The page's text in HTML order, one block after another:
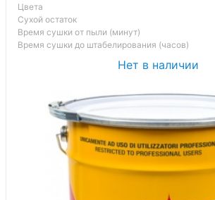
Цвета
Сухой остаток
Время сушки от пыли (минут)
Время сушки до штабелирования (часов)
Нет в наличии